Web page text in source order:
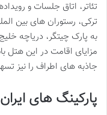
تئاتر، اتاق جلسات و
ترکی، رستوران های بین
به پارک چیتگر، دریاچه
مزایای اقامت در این هتل
جاذبه های اطراف را نیز
پارکینگ های